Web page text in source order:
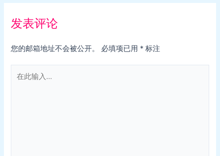
发表评论
您的邮箱地址不会被公开。 必填项已用 * 标注